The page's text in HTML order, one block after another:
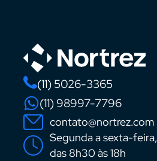
(11) 5026-3365
(11) 98997-7796
contato@nortrez.com
Segunda a sexta-feira,
das 8h30 às 18h